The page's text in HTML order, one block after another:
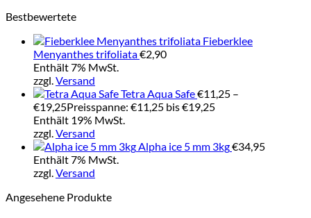
Bestbewertete
Fieberklee
Menyanthes trifoliata€2,90
Enthält 7% MwSt.
zzgl.Versand
Tetra Aqua Safe€11,25 –
€19,25Preisspanne: €11,25 bis €19,25
Enthält 19% MwSt.
zzgl.Versand
Alpha ice 5 mm 3kg€34,95
Enthält 7% MwSt.
zzgl.Versand
Angesehene Produkte